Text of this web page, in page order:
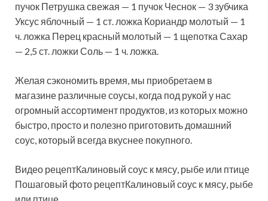
пучок Петрушка свежая — 1 пучок Чеснок — 3 зубчика
Уксус яблочный — 1 ст. ложка Кориандр молотый — 1
ч. ложка Перец красный молотый — 1 щепотка Сахар
— 2,5 ст. ложки Соль — 1 ч. ложка.
Желая сэкономить время, мы приобретаем в
магазине различные соусы, когда под рукой у нас
огромный ассортимент продуктов, из которых можно
быстро, просто и полезно приготовить домашний
соус, который всегда вкуснее покупного.
Видео рецептКалиновый соус к мясу, рыбе или птице
Пошаговый фото рецептКалиновый соус к мясу, рыбе